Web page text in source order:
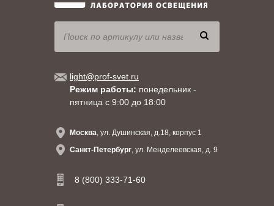
light@prof-svet.ru
Режим работы: понедельник -
пятница с 9:00 до 18:00
Москва, ул. Душинская, д.18, корпус 1
Санкт-Петербург, ул. Менделеевская, д. 9
8 (800) 333-71-60